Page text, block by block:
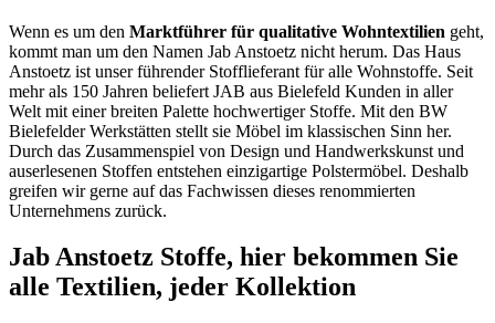
Wenn es um den Marktführer für qualitative Wohntextilien geht,
kommt man um den Namen Jab Anstoetz nicht herum. Das Haus
Anstoetz ist unser führender Stofflieferant für alle Wohnstoffe. Seit
mehr als 150 Jahren beliefert JAB aus Bielefeld Kunden in aller
Welt mit einer breiten Palette hochwertiger Stoffe. Mit den BW
Bielefelder Werkstätten stellt sie Möbel im klassischen Sinn her.
Durch das Zusammenspiel von Design und Handwerkskunst und
auserlesenen Stoffen entstehen einzigartige Polstermöbel. Deshalb
greifen wir gerne auf das Fachwissen dieses renommierten
Unternehmens zurück.
Jab Anstoetz Stoffe, hier bekommen Sie
alle Textilien, jeder Kollektion